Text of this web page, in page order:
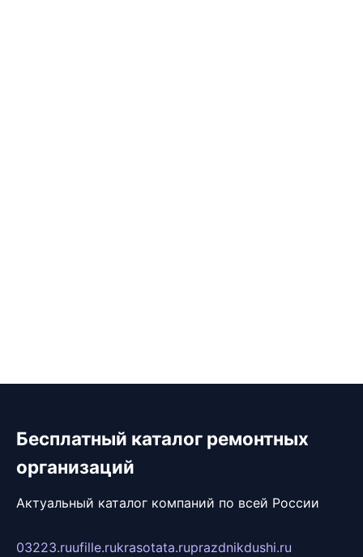
Бесплатный каталог ремонтных
организаций
Актуальный каталог компаний по всей России
03223.ruufille.rukrasotata.ruprazdnikdushi.ru